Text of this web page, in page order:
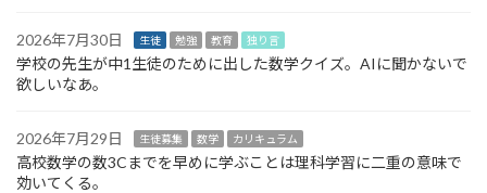
2026年7月30日 生徒 勉強 教育 独り言
学校の先生が中1生徒のために出した数学クイズ。AIに聞かないで
欲しいなあ。
2026年7月29日 生徒募集 数学 カリキュラム
高校数学の数3Cまでを早めに学ぶことは理科学習に二重の意味で
効いてくる。